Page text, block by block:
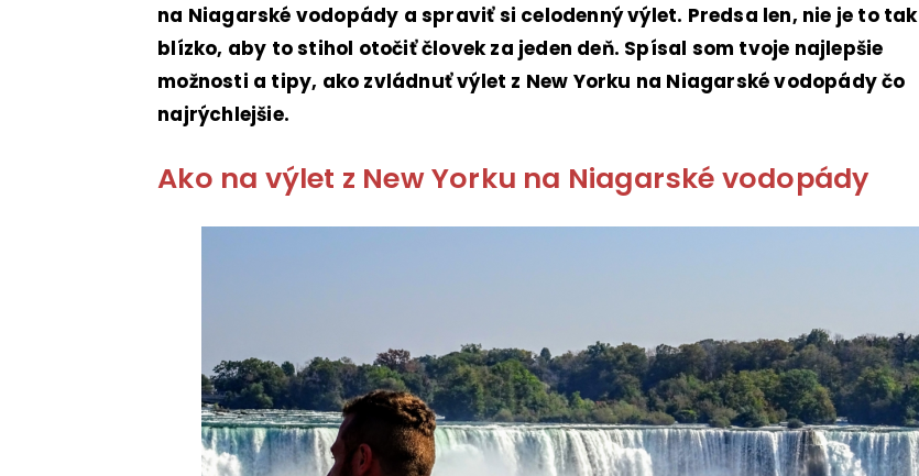
na Niagarské vodopády a spraviť si celodenný výlet. Predsa len, nie je to tak
blízko, aby to stihol otočiť človek za jeden deň. Spísal som tvoje najlepšie
možnosti a tipy, ako zvládnuť výlet z New Yorku na Niagarské vodopády čo
najrýchlejšie.
Ako na výlet z New Yorku na Niagarské vodopády